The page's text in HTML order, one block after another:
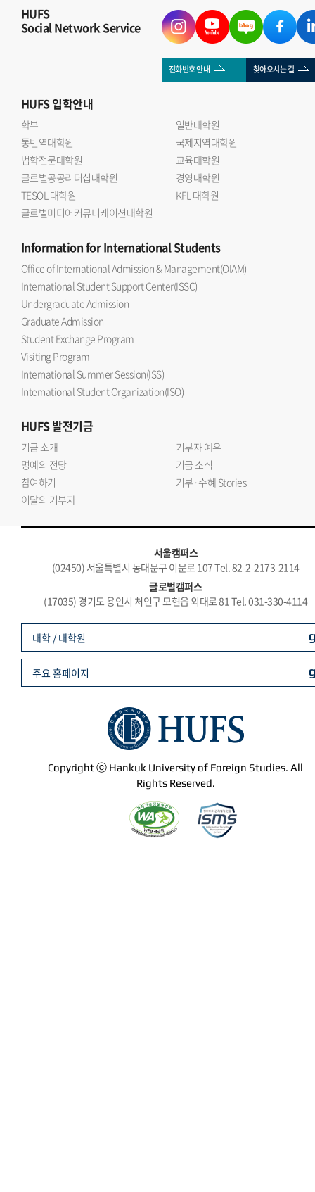
HUFS
Social Network Service
전화번호 안내 찾아오시는 길
HUFS입학안내
학부
일반대학원
통번역대학원
국제지역대학원
법학전문대학원
교육대학원
글로벌공공리더십대학원
경영대학원
TESOL 대학원
KFL 대학원
글로벌미디어커뮤니케이션대학원
Informationfor International Students
Office of International Admission & Management(OIAM)
International Student Support Center(ISSC)
Undergraduate Admission
Graduate Admission
Student Exchange Program
Visiting Program
International Summer Session(ISS)
International Student Organization(ISO)
HUFS발전기금
기금 소개
기부자 예우
명예의 전당
기금 소식
참여하기
기부·수혜 Stories
이달의 기부자
서울캠퍼스
(02450) 서울특별시 동대문구 이문로 107 Tel. 82-2-2173-2114
글로벌캠퍼스
(17035) 경기도 용인시 처인구 모현읍 외대로 81 Tel. 031-330-4114
Copyright ⓒ Hankuk University of Foreign Studies. All
Rights Reserved.
대학 / 대학원
주요 홈페이지